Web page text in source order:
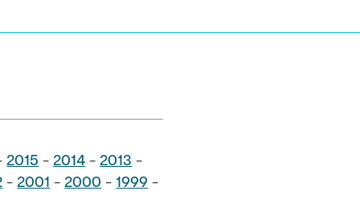
2015 - 2014 - 2013 -
- 2001 - 2000 -1999 -